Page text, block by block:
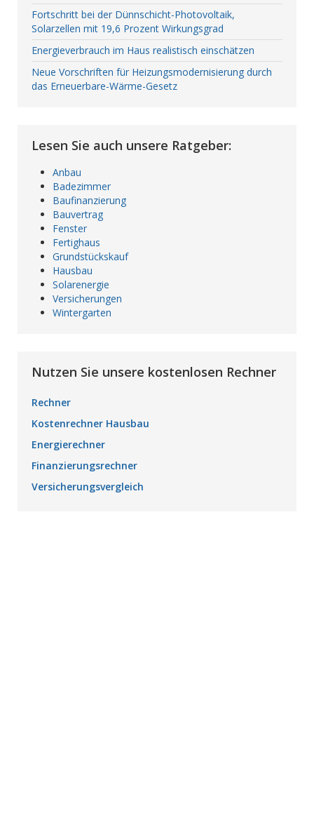
Fortschritt bei der Dünnschicht-Photovoltaik,
Solarzellen mit 19,6 Prozent Wirkungsgrad
Energieverbrauch im Haus realistisch einschätzen
Neue Vorschriften für Heizungsmodernisierung durch
das Erneuerbare-Wärme-Gesetz
Lesen Sie auch unsere Ratgeber:
Anbau
Badezimmer
Baufinanzierung
Bauvertrag
Fenster
Fertighaus
Grundstückskauf
Hausbau
Solarenergie
Versicherungen
Wintergarten
Nutzen Sie unsere kostenlosen Rechner
Rechner
Kostenrechner Hausbau
Energierechner
Finanzierungsrechner
Versicherungsvergleich